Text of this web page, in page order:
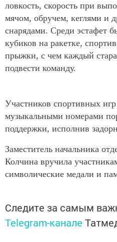
ловкость, скорость при
мячом, обручем, кеглями и
снарядами. Среди эстафет
кубиков на ракетке,
прыжки, с чем каждый
подвести команду.
Участников спортивных
музыкальными номерами
поддержки, исполнив
Заместитель начальника
Колчина вручила
символические медали и
Следите за самым
Telegram-канале